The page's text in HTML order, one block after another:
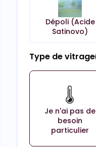
Dépoli (Acide
Satinovo)
Type de vitrage
Je n'ai pas de
besoin
particulier